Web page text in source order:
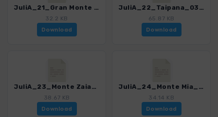
JuliA_21_Gran Monte - Monte Briniza_0366_2.gpx
32.2 KB
Download
JuliA_22_Taipana_0366_2.gpx
65.87 KB
Download
JuliA_23_Monte Zaiavor_0366_2.gpx
38.67 KB
Download
JuliA_24_Monte Mia_0366_2.gpx
34.14 KB
Download